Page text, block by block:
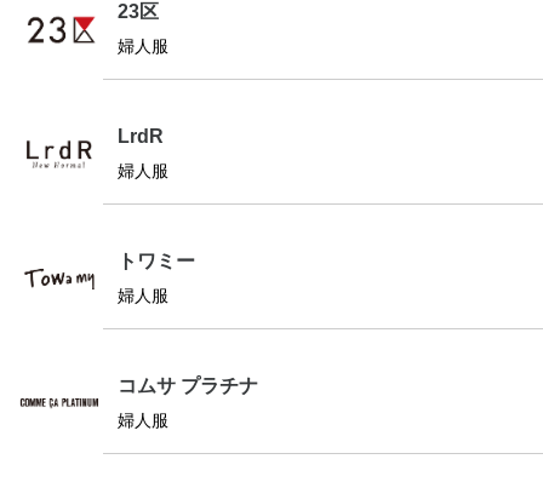
23区
婦人服
LrdR
婦人服
トワミー
婦人服
コムサ プラチナ
婦人服